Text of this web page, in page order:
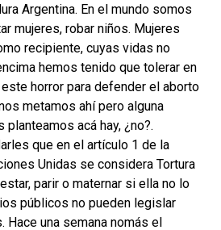
Argentina. En el mundo somos
mujeres, robar niños. Mujeres
recipiente, cuyas vidas no
hemos tenido que tolerar en
horror para defender el aborto
metamos ahí pero alguna
acá hay, ¿no?.
que en el artículo 1 de la
Unidas se considera Tortura
parir o maternar si ella no lo
públicos no pueden legislar
una semana nomás el